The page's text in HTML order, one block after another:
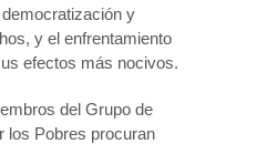
y
y el enfrentamiento
efectos más nocivos.
del Grupo de
los Pobres procuran